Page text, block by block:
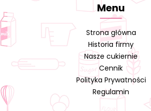
Menu
Strona główna
Historia firmy
Nasze cukiernie
Cennik
Polityka Prywatności
Regulamin